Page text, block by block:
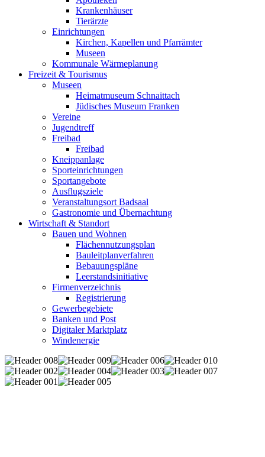
Krankenhäuser
Tierärzte
Einrichtungen
Kirchen, Kapellen und Pfarrämter
Museen
Kommunale Wärmeplanung
Freizeit & Tourismus
Museen
Heimatmuseum Schnaittach
Jüdisches Museum Franken
Vereine
Jugendtreff
Freibad
Freibad
Kneippanlage
Sporteinrichtungen
Sportangebote
Ausflugsziele
Veranstaltungsort Badsaal
Gastronomie und Übernachtung
Wirtschaft & Standort
Bauen und Wohnen
Flächennutzungsplan
Bauleitplanverfahren
Bebauungspläne
Leerstandsinitiative
Firmenverzeichnis
Registrierung
Gewerbegebiete
Banken und Post
Digitaler Marktplatz
Windenergie